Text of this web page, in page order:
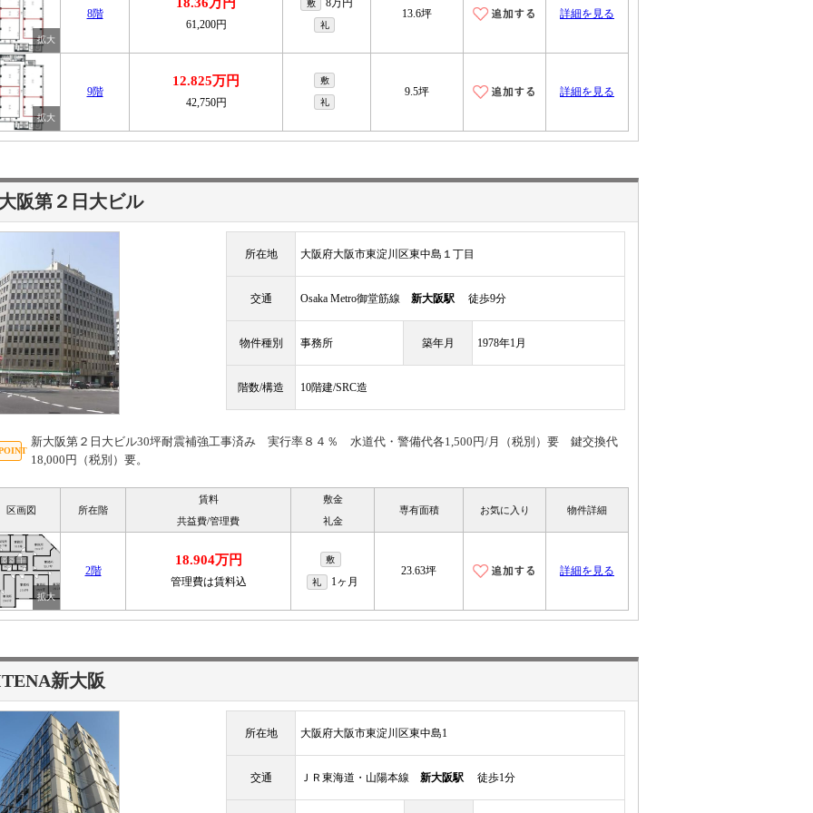
8階
61,200円
敷 8万円
礼
13.6坪 詳細を見る
9階
12.825万円
42,750円
敷
礼
9.5坪 詳細を見る
阪第２日大ビル
所在地 大阪府大阪市東淀川区東中島１丁目
交通 Osaka Metro御堂筋線 新大阪駅 徒歩9分
物件種別 事務所 築年月 1978年1月
階数/構造 10階建/SRC造
新大阪第２日大ビル30坪耐震補強工事済み 実行率８４％ 水道代・警備代各1,500円/月（税別）要 鍵交換代
18,000円（税別）要。
区画図 所在階
賃料
共益費/管理費
敷金
礼金
専有面積 お気に入り 物件詳細
2階
18.904万円
管理費は賃料込
敷
礼 1ヶ月
23.63坪 詳細を見る
新大阪
所在地 大阪府大阪市東淀川区東中島1
交通 ＪＲ東海道・山陽本線 新大阪駅 徒歩1分